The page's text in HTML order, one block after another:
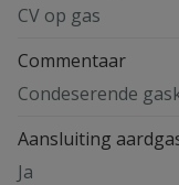
CV op gas
Commentaar
Condeserende
Aansluiting
Ja